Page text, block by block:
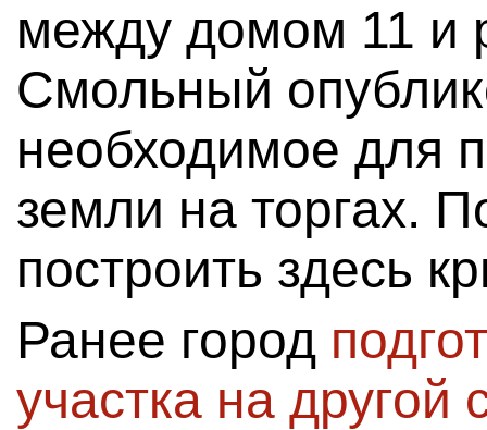
между домом 11 и
Смольный
необходимое для
земли на торгах.
построить здесь
Ранее город
участка на другой